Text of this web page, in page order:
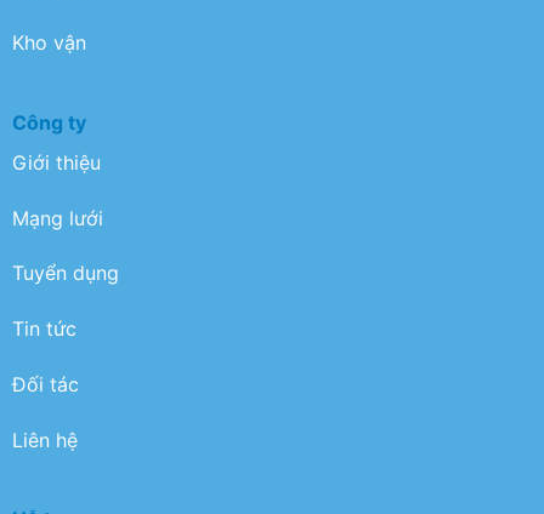
Kho vận
Công ty
Giới thiệu
Mạng lưới
Tuyển dụng
Tin tức
Đối tác
Liên hệ